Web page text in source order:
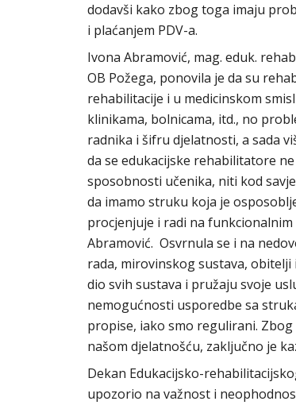
dodavši kako zbog toga imaju
i plaćanjem PDV-a.
Ivona Abramović, mag. eduk.
OB Požega, ponovila je da su
rehabilitacije i u medicinskom
klinikama, bolnicama, itd., no
radnika i šifru djelatnosti, a sada
da se edukacijske rehabilitatore
sposobnosti učenika, niti kod
da imamo struku koja je
procjenjuje i radi na
Abramović. Osvrnula se i na
rada, mirovinskog sustava,
dio svih sustava i pružaju svoje
nemogućnosti usporedbe sa
propise, iako smo regulirani.
našom djelatnošću, zaključno je
Dekan Edukacijsko-
upozorio na važnost i